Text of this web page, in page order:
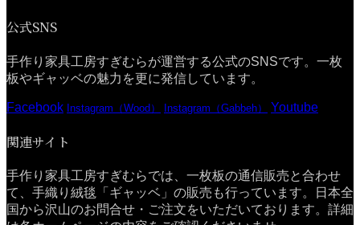
公式SNS
手作り家具工房すぎむらが運営する公式のSNSです。一枚
板やギャッベの魅力を更に発信しています。
Facebook Instagram（Wood） Instagram（Gabbeh） Youtube
関連サイト
手作り家具工房すぎむらでは、一枚板の通信販売と合わせ
て、手織り絨毯「ギャッベ」の販売も行っています。日本全
国から沢山のお問合せ・ご注文をいただいております。詳細